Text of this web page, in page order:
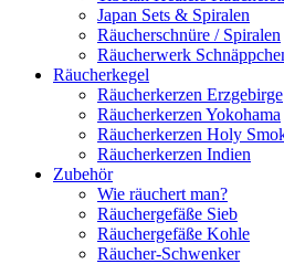
Japan Sets & Spiralen
Räucherschnüre / Spiralen
Räucherwerk
Räucherkegel
Räucherkerzen Erzgebirge
Räucherkerzen Yokohama
Räucherkerzen Holy
Räucherkerzen Indien
Zubehör
Wie räuchert man?
Räuchergefäße Sieb
Räuchergefäße Kohle
Räucher-Schwenker